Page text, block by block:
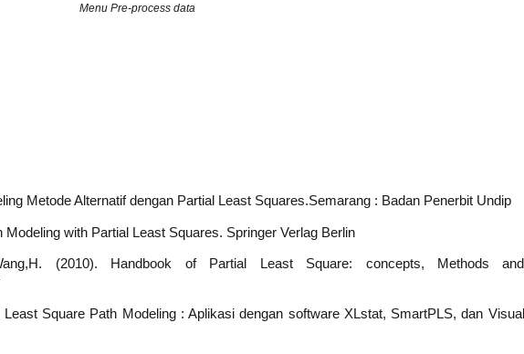
Menu Pre-process data
Metode Alternatif dengan Partial Least Squares.Semarang : Badan Penerbit Undip
with Partial Least Squares. Springer Verlag Berlin
Wang,H. (2010). Handbook of Partial Least Square: concepts, Methods and
Square Path Modeling : Aplikasi dengan software XLstat, SmartPLS, dan Visual